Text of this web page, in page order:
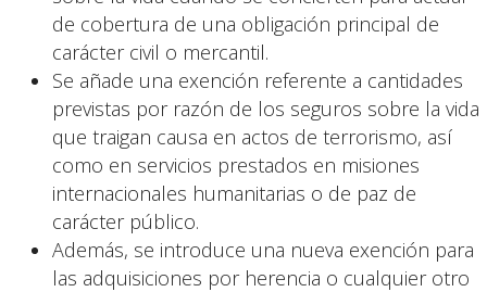
de cobertura de una obligación principal de
carácter civil o mercantil.
Se añade una exención referente a cantidades
previstas por razón de los seguros sobre la vida
que traigan causa en actos de terrorismo, así
como en servicios prestados en misiones
internacionales humanitarias o de paz de
carácter público.
Además, se introduce una nueva exención para
las adquisiciones por herencia o cualquier otro